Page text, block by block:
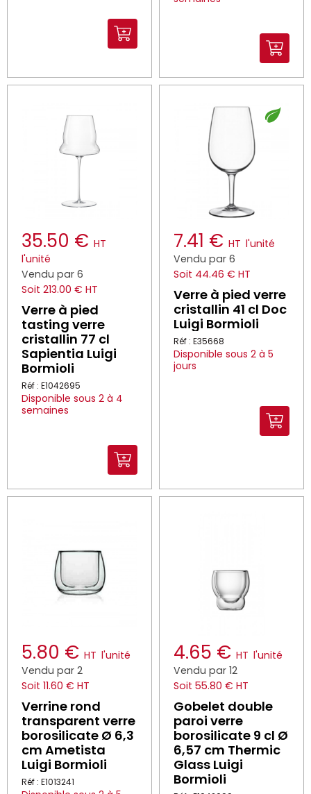
35.50 € HT
l'unité
Vendu par 6
Soit 213.00 € HT
Verre à pied
tasting verre
cristallin 77 cl
Sapientia Luigi
Bormioli
Réf : E1042695
Disponible sous 2 à 4
semaines
7.41 € HT l'unité
Vendu par 6
Soit 44.46 € HT
Verre à pied verre
cristallin 41 cl Doc
Luigi Bormioli
Réf : E35668
Disponible sous 2 à 5
jours
5.80 € HT l'unité
Vendu par 2
Soit 11.60 € HT
Verrine rond
transparent verre
borosilicate Ø 6,3
cm Ametista
Luigi Bormioli
Réf : E1013241
4.65 € HT l'unité
Vendu par 12
Soit 55.80 € HT
Gobelet double
paroi verre
borosilicate 9 cl Ø
6,57 cm Thermic
Glass Luigi
Bormioli